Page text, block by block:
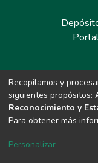
Teléfono:
Correo:
Recopilamos y
siguientes propósitos:
Reconocimiento y
Para obtener más
Personalizar